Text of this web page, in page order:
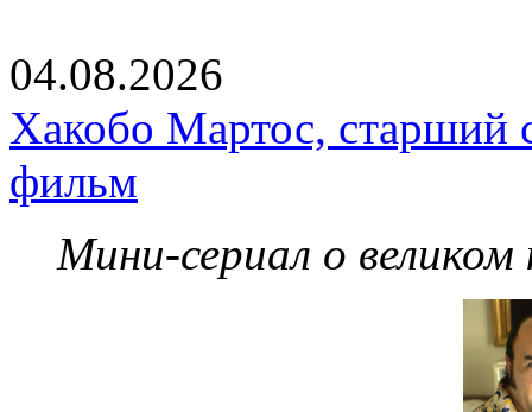
04.08.2026
Хакобо Мартос, старший
фильм
Мини-сериал о великом